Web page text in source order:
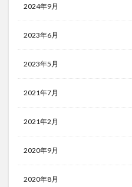
2024年9月
2023年6月
2023年5月
2021年7月
2021年2月
2020年9月
2020年8月